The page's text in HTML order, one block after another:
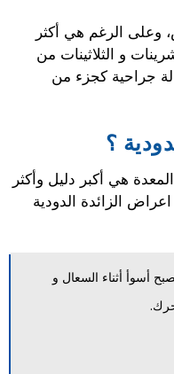
وعلى الرغم هي أكثر
و الثلاثينات من
جراحية كجزء من
؟
هي أكبر دليل وأكثر
الزائدة الدودية
أسوأ أثناء السعال و